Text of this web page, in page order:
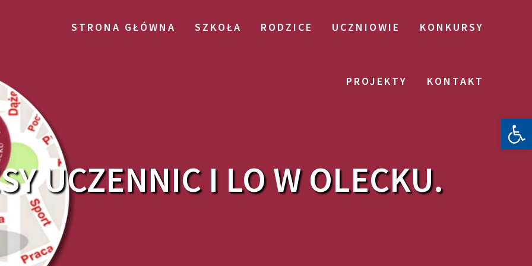
STRONA GŁÓWNA SZKOŁA RODZICE UCZNIOWIE KONKURSY
PROJEKTY KONTAKT
UCZENNIC I LO W OLECKU.